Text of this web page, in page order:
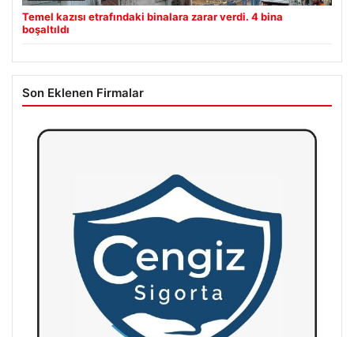
Temel kazısı etrafındaki binalara zarar verdi. 4 bina
boşaltıldı
Son Eklenen Firmalar